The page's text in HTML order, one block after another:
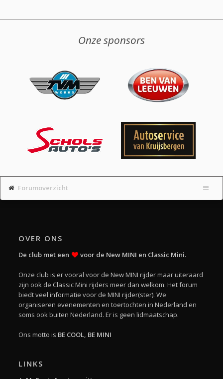
Onze sponsors
Forumoverzicht
OVER ONS
De club met een voor de New MINI en Classic Mini.
Onze club is er vooral voor de New MINI rijder maar uiteraard
zijn ook de Classic Mini rijders meer dan welkom. Het forum
biedt veel informatie voor de MINI rijder(ster). We
organiseren evenementen en toertochten in Nederland en
soms ook buiten Nederland. Er is geen lidmaatschap.
Ons motto is BE COOL, BE MINI
LINKS